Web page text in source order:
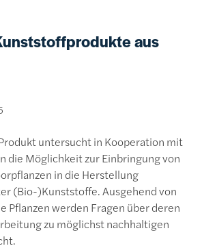
aus
untersucht in Kooperation mit
die Möglichkeit zur Einbringung von
in die Herstellung
(Bio-)Kunststoffe. Ausgehend von
Pflanzen werden Fragen über deren
zu möglichst nachhaltigen